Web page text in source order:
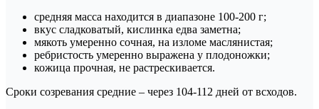
средняя масса находится в диапазоне 100-200 г;
вкус сладковатый, кислинка едва заметна;
мякоть умеренно сочная, на изломе маслянистая;
ребристость умеренно выражена у плодоножки;
кожица прочная, не растрескивается.
Сроки созревания средние – через 104-112 дней от всходов.